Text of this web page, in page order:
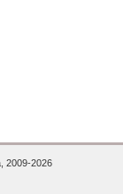
2009-2026